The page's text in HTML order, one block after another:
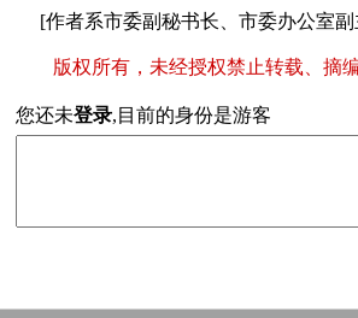
[作者系市委副秘书长、市委办公室副
版权所有，未经授权禁止转载、摘
您还未登录,目前的身份是游客